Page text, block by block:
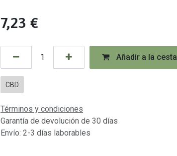
7,23 €
Añadir a la cesta
CBD
Términos y condiciones
Garantía de devolución de 30 días
Envío: 2-3 días laborables